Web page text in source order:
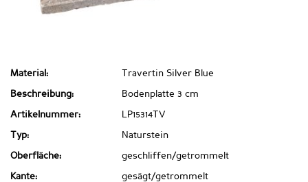
Material: Travertin Silver Blue
Beschreibung: Bodenplatte 3 cm
Artikelnummer: LP15314TV
Typ: Naturstein
Oberfläche: geschliffen/getrommelt
Kante: gesägt/getrommelt